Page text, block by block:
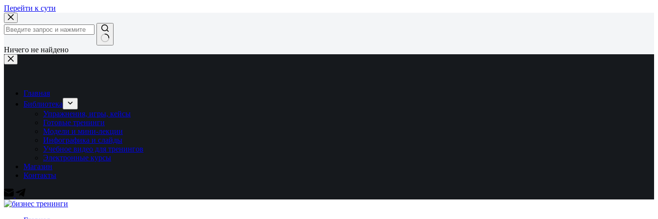
Перейти к сути
Ничего не найдено
Главная
Библиотека
Упражнения, игры, кейсы
Готовые тренинги
Модели и мини-лекции
Инфографика и слайды
Учебное видео для тренингов
Электронные курсы
Магазин
Контакты